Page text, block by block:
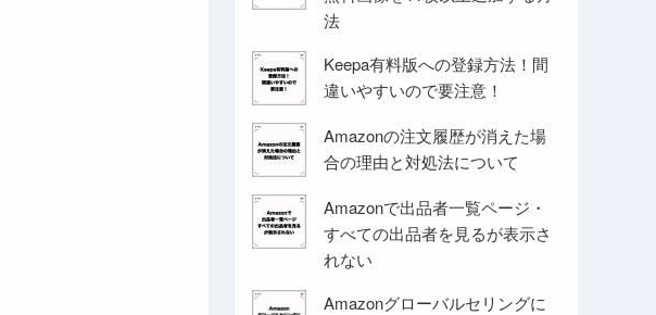
法
Keepa有料版への登録方法！間
違いやすいので要注意！
Amazonの注文履歴が消えた場
合の理由と対処法について
Amazonで出品者一覧ページ・
すべての出品者を見るが表示さ
れない
Amazonグローバルセリングに